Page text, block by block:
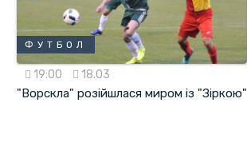
ФУТБОЛ
19:00 18.03
"Ворскла" розійшлася миром із "Зіркою"